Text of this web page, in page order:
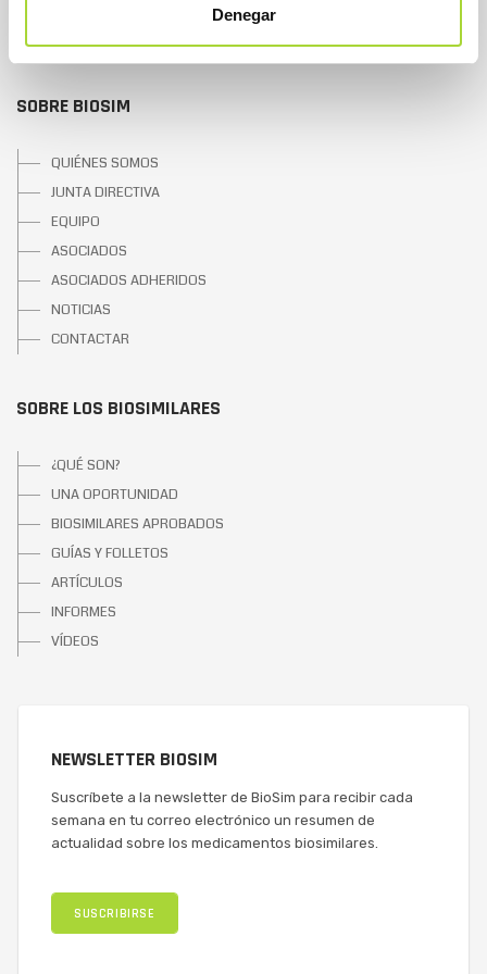
Denegar
SOBRE BIOSIM
QUIÉNES SOMOS
JUNTA DIRECTIVA
EQUIPO
ASOCIADOS
ASOCIADOS ADHERIDOS
NOTICIAS
CONTACTAR
SOBRE LOS BIOSIMILARES
¿QUÉ SON?
UNA OPORTUNIDAD
BIOSIMILARES APROBADOS
GUÍAS Y FOLLETOS
ARTÍCULOS
INFORMES
VÍDEOS
NEWSLETTER BIOSIM
Suscríbete a la newsletter de BioSim para recibir cada
semana en tu correo electrónico un resumen de
actualidad sobre los medicamentos biosimilares.
SUSCRIBIRSE